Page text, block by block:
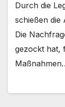
Durch die
schießen die
Die
gezockt hat,